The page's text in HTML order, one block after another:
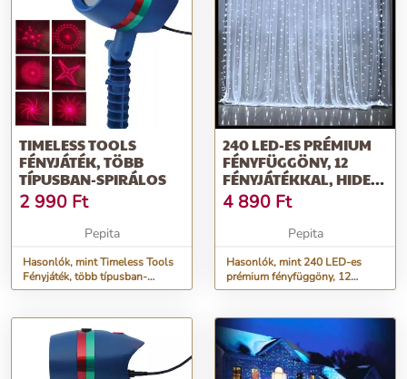
TIMELESS TOOLS
FÉNYJÁTÉK, TÖBB
TÍPUSBAN-SPIRÁLOS
2 990 Ft
Pepita
Hasonlók, mint Timeless Tools
Fényjáték, több típusban-
spirálos
240 LED-ES PRÉMIUM
FÉNYFÜGGÖNY, 12
FÉNYJÁTÉKKAL, HIDEG
FEHÉR, 2 X...
4 890 Ft
Pepita
Hasonlók, mint 240 LED-es
prémium fényfüggöny, 12
fényjátékkal, hideg fehér, 2 x...